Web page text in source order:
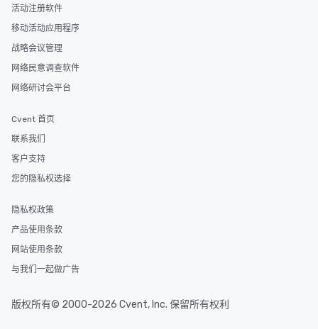
活动注册软件
移动活动应用程序
战略会议管理
网络民意调查软件
网络研讨会平台
Cvent 首页
联系我们
客户支持
您的隐私权选择
隐私权政策
产品使用条款
网站使用条款
与我们一起做广告
版权所有© 2000-2026 Cvent, Inc. 保留所有权利